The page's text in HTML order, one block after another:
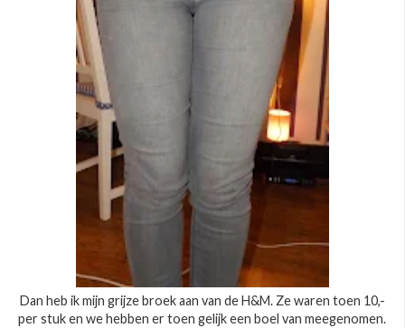
Dan heb ik mijn grijze broek aan van de H&M. Ze waren toen 10,-
per stuk en we hebben er toen gelijk een boel van meegenomen.